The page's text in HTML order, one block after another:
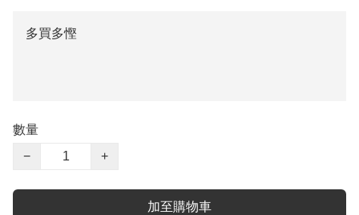
多買多慳
數量
−
+
加至購物車